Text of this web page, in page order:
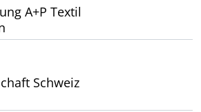
A+P Textil
Schweiz